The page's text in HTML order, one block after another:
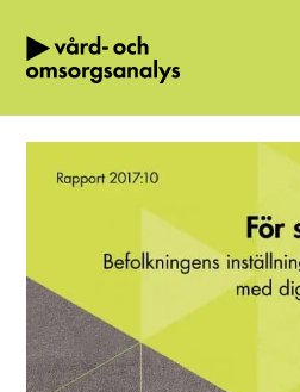
Hoppa direkt till innehållet.